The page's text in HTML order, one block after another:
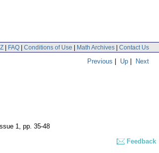
| FAQ | Conditions of Use | Math Archives | Contact Us
Previous | Up | Next
1, pp. 35-48
Feedback